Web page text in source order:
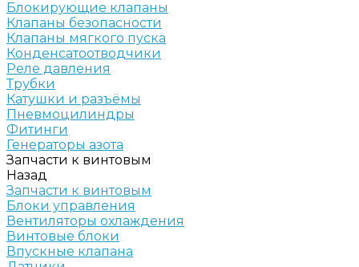
Блокирующие клапаны
Клапаны безопасности
Клапаны мягкого пуска
Конденсатоотводчики
Реле давления
Трубки
Катушки и разъёмы
Пневмоцилиндры
Фитинги
Генераторы азота
Запчасти к винтовым
Назад
Запчасти к винтовым
Блоки управления
Вентиляторы охлаждения
Винтовые блоки
Впускные клапана